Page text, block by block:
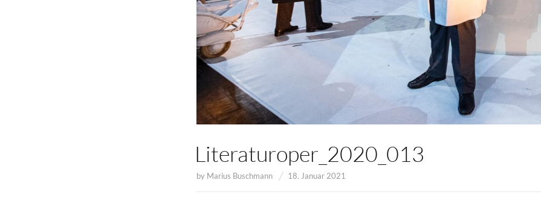
Literaturoper_2020_013
by Marius Buschmann 18. Januar 2021